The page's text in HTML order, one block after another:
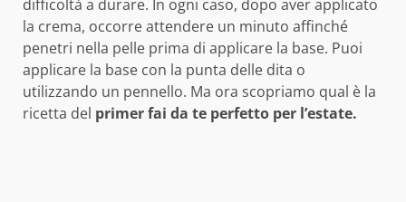
difficoltà a durare. In ogni caso, dopo aver applicato
la crema, occorre attendere un minuto affinché
penetri nella pelle prima di applicare la base. Puoi
applicare la base con la punta delle dita o
utilizzando un pennello. Ma ora scopriamo qual è la
ricetta del primer fai da te perfetto per l’estate.